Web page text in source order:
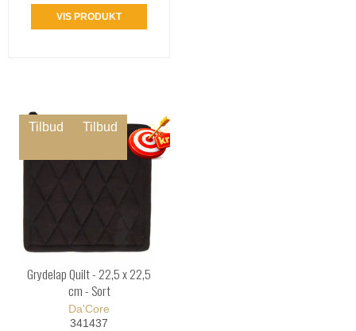
VIS PRODUKT
Tilbud Tilbud
Grydelap Quilt - 22,5 x 22,5
cm - Sort
Da'Core
341437